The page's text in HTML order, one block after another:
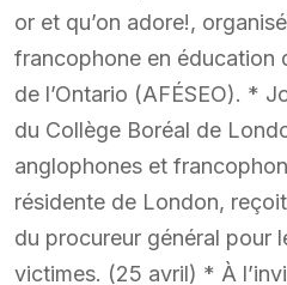
or et qu’on adore!,
francophone en éducation
de l’Ontario (AFÉSEO). *
du Collège Boréal de
anglophones et
résidente de London,
du procureur général pour
victimes. (25 avril) * À